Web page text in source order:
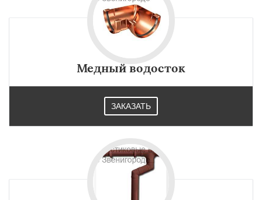
Медный водосток
ЗАКАЗАТЬ